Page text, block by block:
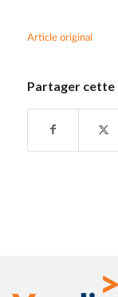
Article original
Partager cette